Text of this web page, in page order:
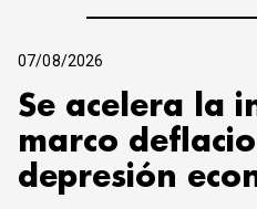
07/08/2026
Se acelera la
marco
depresión